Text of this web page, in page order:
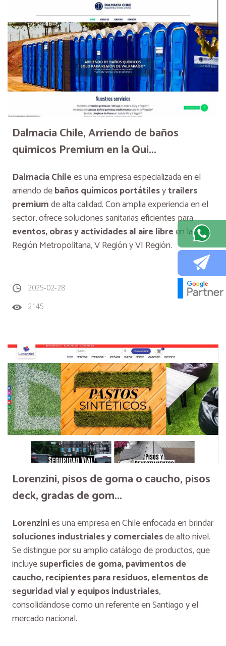
Dalmacia Chile, Arriendo de baños
quimicos Premium en la Qui...
Dalmacia Chilees una empresa especializada en el
arriendo debaños químicos portátilesytrailers
premiumde alta calidad. Con amplia experiencia en el
sector, ofrece soluciones sanitarias eficientes para
eventos, obras y actividades al aire libreen la
Región Metropolitana, V Región y VI Región.
2025-02-28
2145
Lorenzini, pisos de goma o caucho, pisos
deck, gradas de gom...
Lorenzinies una empresa en Chile enfocada en brindar
soluciones industriales y comercialesde alto nivel.
Se distingue por su amplio catálogo de productos, que
incluyesuperficies de goma, pavimentos de
caucho, recipientes para residuos, elementos de
seguridad vial y equipos industriales,
consolidándose como un referente en Santiago y el
mercado nacional.